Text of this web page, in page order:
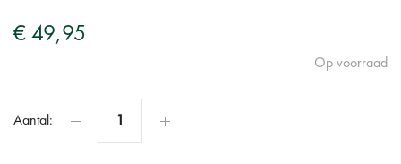
€ 49,95
Op voorraad
Aantal: